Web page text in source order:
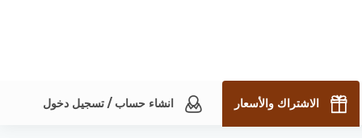
الاشتراك والأسعار انشاء حساب / تسجيل دخول